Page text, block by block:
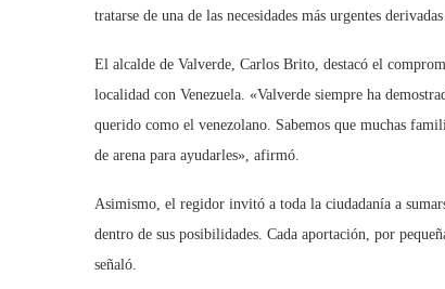
tratarse de una de las necesidades más urgentes
El alcalde de Valverde, Carlos Brito, destacó el
localidad con Venezuela. «Valverde siempre ha
querido como el venezolano. Sabemos que muchas
de arena para ayudarles», afirmó.
Asimismo, el regidor invitó a toda la ciudadanía a
dentro de sus posibilidades. Cada aportación, por
señaló.